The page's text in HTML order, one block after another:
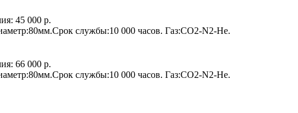
45 000 р.
службы:10 000 часов. Газ:CO2-N2-He.
66 000 р.
службы:10 000 часов. Газ:CO2-N2-He.